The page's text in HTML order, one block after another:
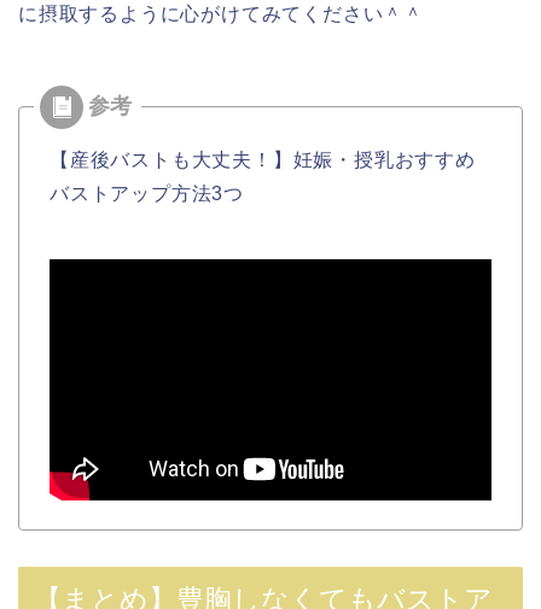
に摂取するように心がけてみてください＾＾
【産後バストも大丈夫！】妊娠・授乳おすすめ
バストアップ方法3つ
【まとめ】豊胸しなくてもバストア